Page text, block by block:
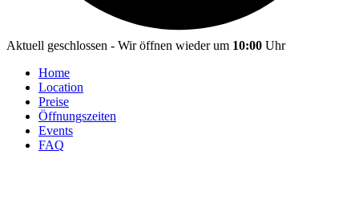
Aktuell geschlossen - Wir öffnen wieder um 10:00 Uhr
Home
Location
Preise
Öffnungszeiten
Events
FAQ